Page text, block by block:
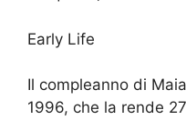
Early Life
Il compleanno di
1996, che la rende